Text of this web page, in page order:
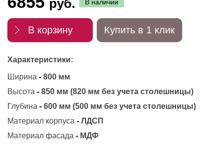
руб. В наличии
В корзину Купить в 1 клик
Характеристики:
Ширина - 800 мм
Высота - 850 мм (820 мм без учета столешницы)
Глубина - 600 мм (500 мм без учета столешницы)
Материал корпуса - ЛДСП
Материал фасада - МДФ